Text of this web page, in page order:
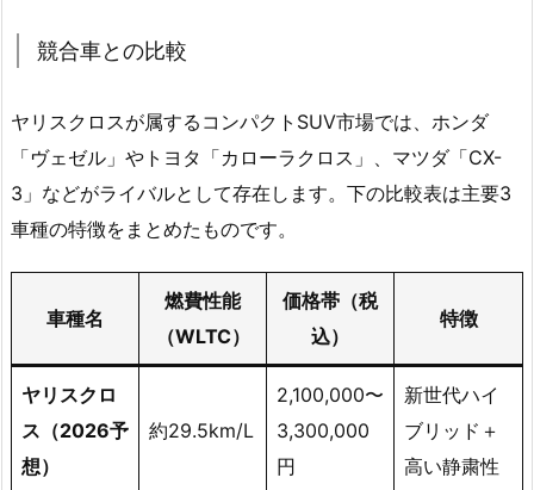
競合車との比較
ヤリスクロスが属するコンパクトSUV市場では、ホンダ
「ヴェゼル」やトヨタ「カローラクロス」、マツダ「CX-
3」などがライバルとして存在します。下の比較表は主要3
車種の特徴をまとめたものです。
車種名
燃費性能
（WLTC）
価格帯（税
込）
特徴
ヤリスクロ
ス（2026予
想）
約29.5km/L
2,100,000〜
3,300,000
円
新世代ハイ
ブリッド＋
高い静粛性